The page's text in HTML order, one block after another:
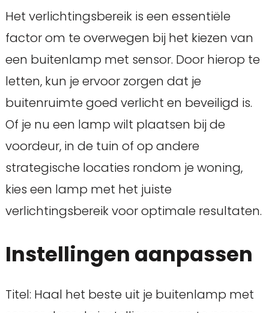
Het verlichtingsbereik is een essentiële
factor om te overwegen bij het kiezen van
een buitenlamp met sensor. Door hierop te
letten, kun je ervoor zorgen dat je
buitenruimte goed verlicht en beveiligd is.
Of je nu een lamp wilt plaatsen bij de
voordeur, in de tuin of op andere
strategische locaties rondom je woning,
kies een lamp met het juiste
verlichtingsbereik voor optimale resultaten.
Instellingen aanpassen
Titel: Haal het beste uit je buitenlamp met